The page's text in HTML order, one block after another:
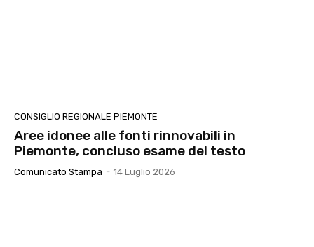
CONSIGLIO REGIONALE PIEMONTE
Aree idonee alle fonti rinnovabili in
Piemonte, concluso esame del testo
Comunicato Stampa - 14 Luglio 2026